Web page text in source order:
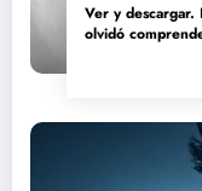
Ver y
olvidó